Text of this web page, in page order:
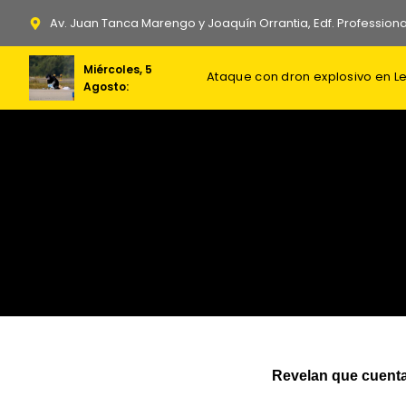
contenido
Av. Juan Tanca Marengo y Joaquín Orrantia, Edf.
Miércoles, 5
Agosto:
Revelan que